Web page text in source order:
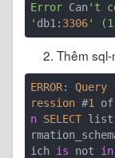
Error Can't
' db1: 3306
Thêm
ERROR: Query
ression #1
n SELECT list,
ich is not in